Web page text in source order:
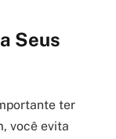
Seus
ter
você evita